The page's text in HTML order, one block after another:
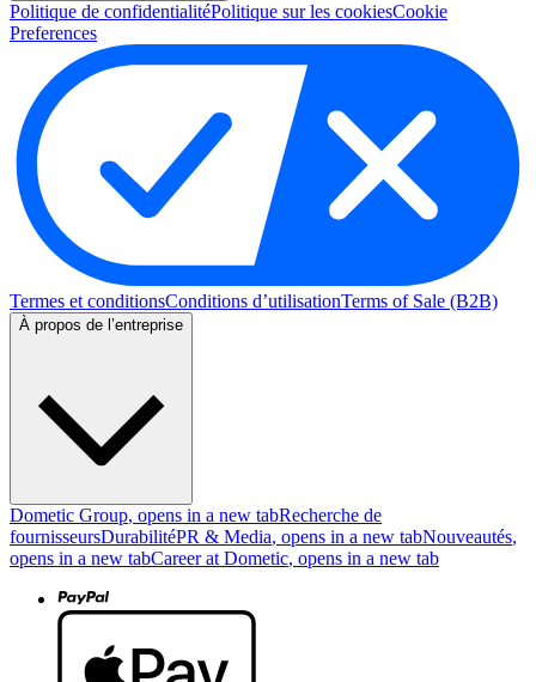
Politique de confidentialitéPolitique sur les cookiesCookie
Preferences
Termes et conditionsConditions d’utilisationTerms of Sale (B2B)
À propos de l’entreprise
Dometic Group, opens in a new tabRecherche de
fournisseursDurabilitéPR & Media, opens in a new tabNouveautés,
opens in a new tabCareer at Dometic, opens in a new tab